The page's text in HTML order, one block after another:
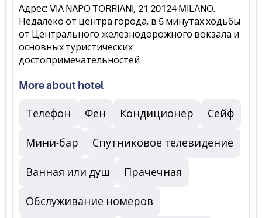
Адрес: VIA NAPO TORRIANI, 21 20124 MILANO.
Недалеко от центра города, в 5 минутах ходьбы
от Центрального железнодорожного вокзала и
основных туристических
достопримечательностей
More about hotel
Телефон Фен Кондиционер Сейф
Мини-бар Спутниковое телевидение
Ванная или душ Прачечная
Обслуживание номеров